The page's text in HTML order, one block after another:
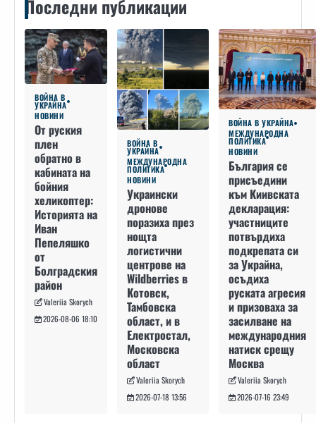
Последни публикации
ВОЙНА В
УКРАЙНА
НОВИНИ
От руския
плен
обратно в
кабината на
бойния
хеликоптер:
Историята на
Иван
Пепеляшко
от
Болградския
район
Valeriia Skorych
2026-08-06 18:10
ВОЙНА В
УКРАЙНА
МЕЖДУНАРОДНА
ПОЛИТИКА
НОВИНИ
Украински
дронове
поразиха през
нощта
логистични
центрове на
Wildberries в
Котовск,
Тамбовска
област, и в
Електростал,
Московска
област
Valeriia Skorych
2026-07-18 13:56
ВОЙНА В УКРАЙНА
МЕЖДУНАРОДНА
ПОЛИТИКА
НОВИНИ
България се
присъедини
към Киивската
декларация:
участниците
потвърдиха
подкрепата си
за Украйна,
осъдиха
руската агресия
и призоваха за
засилване на
международния
натиск срещу
Москва
Valeriia Skorych
2026-07-16 23:49